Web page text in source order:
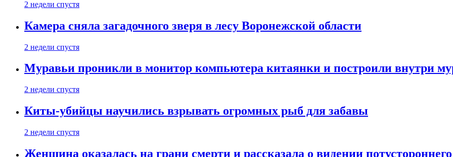
2 недели спустя
Камера сняла загадочного зверя в лесу Воронежской области
2 недели спустя
Муравьи проникли в монитор компьютера китаянки и построили внутри
2 недели спустя
Киты-убийцы научились взрывать огромных рыб для забавы
2 недели спустя
Женщина оказалась на грани смерти и рассказала о видении